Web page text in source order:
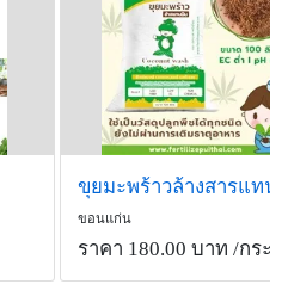
ขุยมะพร้าวล้างสารแทน
ขอนแก่น
ราคา 180.00 บาท /กระ